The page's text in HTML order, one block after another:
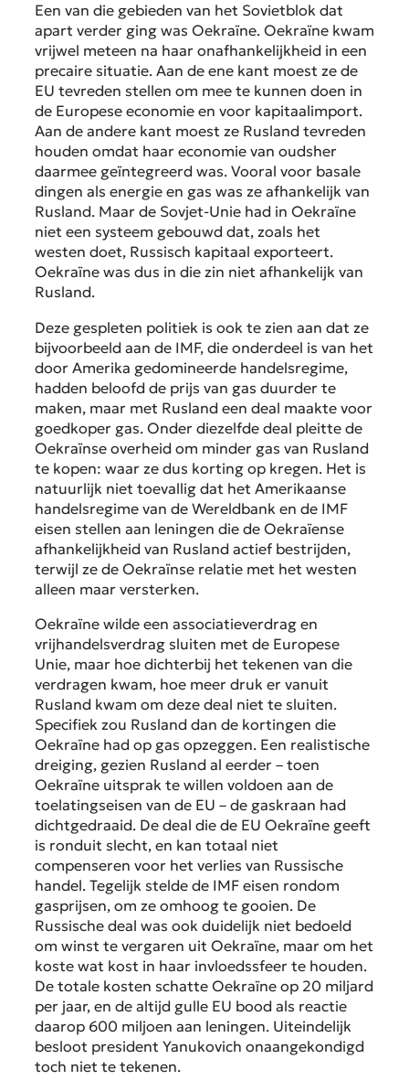
Een van die gebieden van het Sovietblok dat
apart verder ging was Oekraïne. Oekraïne kwam
vrijwel meteen na haar onafhankelijkheid in een
precaire situatie. Aan de ene kant moest ze de
EU tevreden stellen om mee te kunnen doen in
de Europese economie en voor kapitaalimport.
Aan de andere kant moest ze Rusland tevreden
houden omdat haar economie van oudsher
daarmee geïntegreerd was. Vooral voor basale
dingen als energie en gas was ze afhankelijk van
Rusland. Maar de Sovjet-Unie had in Oekraïne
niet een systeem gebouwd dat, zoals het
westen doet, Russisch kapitaal exporteert.
Oekraïne was dus in die zin niet afhankelijk van
Rusland.
Deze gespleten politiek is ook te zien aan dat ze
bijvoorbeeld aan de IMF, die onderdeel is van het
door Amerika gedomineerde handelsregime,
hadden beloofd de prijs van gas duurder te
maken, maar met Rusland een deal maakte voor
goedkoper gas. Onder diezelfde deal pleitte de
Oekraïnse overheid om minder gas van Rusland
te kopen: waar ze dus korting op kregen. Het is
natuurlijk niet toevallig dat het Amerikaanse
handelsregime van de Wereldbank en de IMF
eisen stellen aan leningen die de Oekraïense
afhankelijkheid van Rusland actief bestrijden,
terwijl ze de Oekraïnse relatie met het westen
alleen maar versterken.
Oekraïne wilde een associatieverdrag en
vrijhandelsverdrag sluiten met de Europese
Unie, maar hoe dichterbij het tekenen van die
verdragen kwam, hoe meer druk er vanuit
Rusland kwam om deze deal niet te sluiten.
Specifiek zou Rusland dan de kortingen die
Oekraïne had op gas opzeggen. Een realistische
dreiging, gezien Rusland al eerder – toen
Oekraïne uitsprak te willen voldoen aan de
toelatingseisen van de EU – de gaskraan had
dichtgedraaid. De deal die de EU Oekraïne geeft
is ronduit slecht, en kan totaal niet
compenseren voor het verlies van Russische
handel. Tegelijk stelde de IMF eisen rondom
gasprijsen, om ze omhoog te gooien. De
Russische deal was ook duidelijk niet bedoeld
om winst te vergaren uit Oekraïne, maar om het
koste wat kost in haar invloedssfeer te houden.
De totale kosten schatte Oekraïne op 20 miljard
per jaar, en de altijd gulle EU bood als reactie
daarop 600 miljoen aan leningen. Uiteindelijk
besloot president Yanukovich onaangekondigd
toch niet te tekenen.